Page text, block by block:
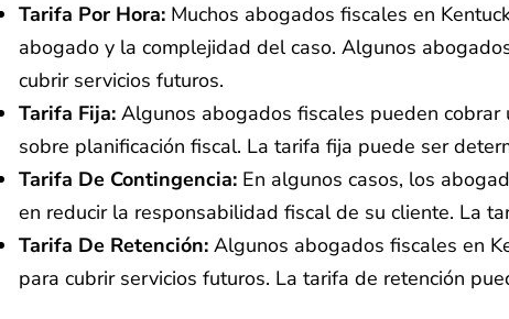
Tarifa Por Hora: Muchos abogados fiscales en
abogado y la complejidad del caso. Algunos
cubrir servicios futuros.
Tarifa Fija: Algunos abogados fiscales pueden
sobre planificación fiscal. La tarifa fija puede ser
Tarifa De Contingencia: En algunos casos, los
en reducir la responsabilidad fiscal de su cliente. La
Tarifa De Retención: Algunos abogados fiscales en
para cubrir servicios futuros. La tarifa de retención